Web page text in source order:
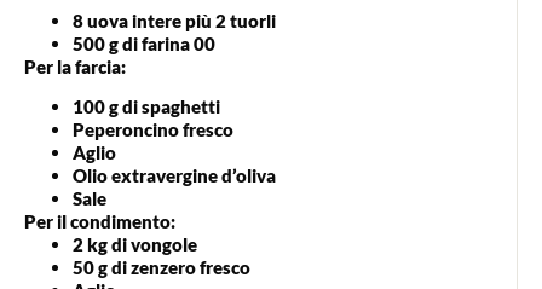
8 uova intere più 2 tuorli
500 g di farina 00
Per la farcia:
100 g di spaghetti
Peperoncino fresco
Aglio
Olio extravergine d’oliva
Sale
Per il condimento:
2 kg di vongole
50 g di zenzero fresco